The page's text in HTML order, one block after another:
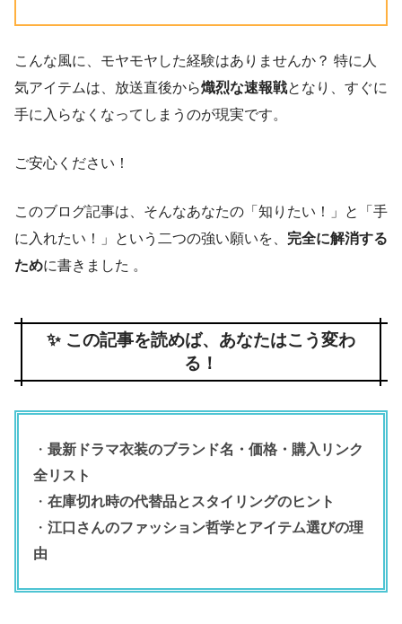
こんな風に、モヤモヤした経験はありませんか？ 特に人
気アイテムは、放送直後から熾烈な速報戦となり、すぐに
手に入らなくなってしまうのが現実です。
ご安心ください！
このブログ記事は、そんなあなたの「知りたい！」と「手
に入れたい！」という二つの強い願いを、 完全に解消する
ために書きました 。
✨ この記事を読めば、あなたはこう変わ
る！
・ 最新ドラマ衣装のブランド名・価格・購入リンク
全リスト
・ 在庫切れ時の代替品とスタイリングのヒント
・ 江口さんのファッション哲学とアイテム選びの理
由